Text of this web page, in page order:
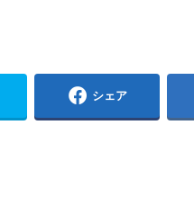
シェア